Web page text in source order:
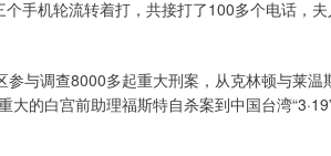
手机轮流转着打，共接打了100多个电话，
与调查8000多起重大刑案，从克林顿与莱温
大的白宫前助理福斯特自杀案到中国台湾